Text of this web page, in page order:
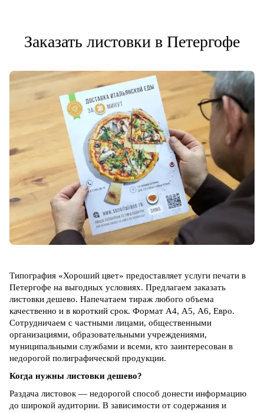
Заказать листовки в Петергофе
Типография «Хороший цвет» предоставляет услуги печати в
Петергофе на выгодных условиях. Предлагаем заказать
листовки дешево. Напечатаем тираж любого объема
качественно и в короткий срок. Формат А4, А5, А6, Евро.
Сотрудничаем с частными лицами, общественными
организациями, образовательными учреждениями,
муниципальными службами и всеми, кто заинтересован в
недорогой полиграфической продукции.
Когда нужны листовки дешево?
Раздача листовок — недорогой способ донести информацию
до широкой аудитории. В зависимости от содержания и